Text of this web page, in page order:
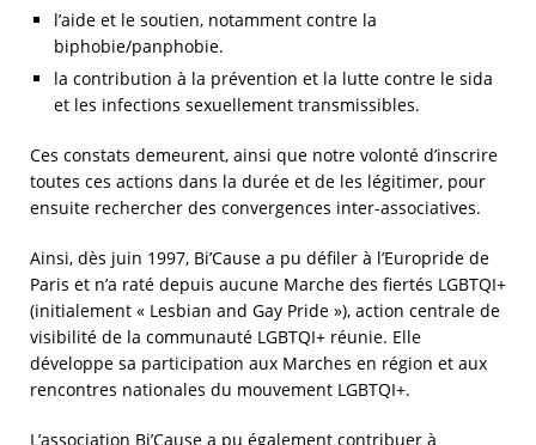
l’aide et le soutien, notamment contre la
biphobie/panphobie.
la contribution à la prévention et la lutte contre le sida
et les infections sexuellement transmissibles.
Ces constats demeurent, ainsi que notre volonté d’inscrire
toutes ces actions dans la durée et de les légitimer, pour
ensuite rechercher des convergences inter-associatives.
Ainsi, dès juin 1997, Bi’Cause a pu défiler à l’Europride de
Paris et n’a raté depuis aucune Marche des fiertés LGBTQI+
(initialement « Lesbian and Gay Pride »), action centrale de
visibilité de la communauté LGBTQI+ réunie. Elle
développe sa participation aux Marches en région et aux
rencontres nationales du mouvement LGBTQI+.
L’association Bi’Cause a pu également contribuer à